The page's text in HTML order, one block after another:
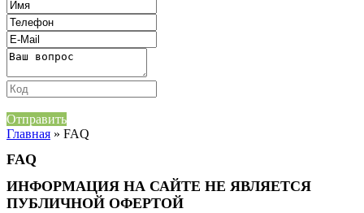
Отправить
Главная » FAQ
FAQ
ИНФОРМАЦИЯ НА САЙТЕ НЕ ЯВЛЯЕТСЯ
ПУБЛИЧНОЙ ОФЕРТОЙ